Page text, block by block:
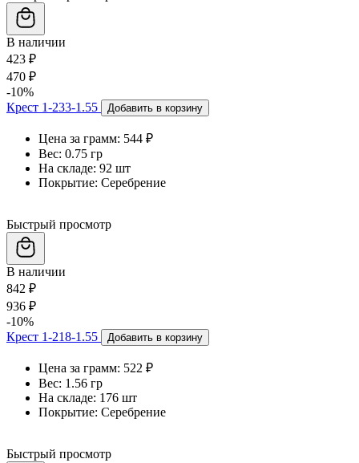
В наличии
423 ₽
470 ₽
-10%
Крест 1-233-1.55
Добавить в корзину
Цена за грамм: 544 ₽
Вес: 0.75 гр
На складе: 92 шт
Покрытие: Серебрение
Быстрый просмотр
В наличии
842 ₽
936 ₽
-10%
Крест 1-218-1.55
Добавить в корзину
Цена за грамм: 522 ₽
Вес: 1.56 гр
На складе: 176 шт
Покрытие: Серебрение
Быстрый просмотр